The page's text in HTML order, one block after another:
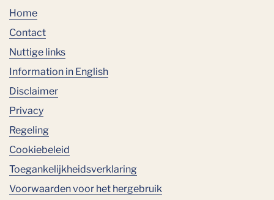
Home
Contact
Nuttige links
Information in English
Disclaimer
Privacy
Regeling
Cookiebeleid
Toegankelijkheidsverklaring
Voorwaarden voor het hergebruik